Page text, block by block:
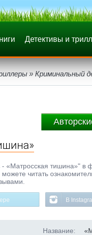
Детективы и
» Криминальный
- «Матросская тишина»"
читать
В
Название: